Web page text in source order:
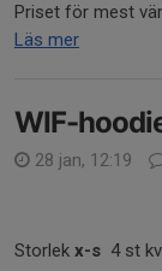
Priset för mest
Läs mer
WIF-
28 jan, 12:19
Storlek x-s 4 st